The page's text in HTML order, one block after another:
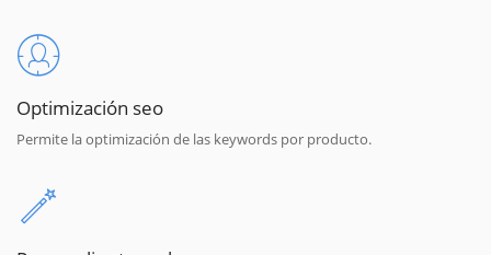
Optimización seo
Permite la optimización de las keywords por producto.